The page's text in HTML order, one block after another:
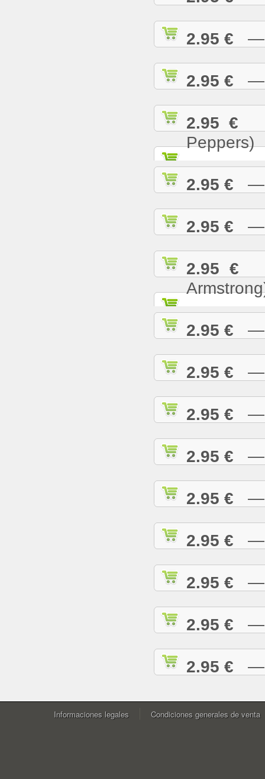
2.95 € —
2.95 € —
2.95 €
Peppers)
2.95 € —
2.95 € —
2.95 €
2.95 € —
2.95 € —
2.95 € —
2.95 € —
2.95 € —
2.95 € —
2.95 € —
2.95 € —
2.95 € —
Informaciones legales Condiciones generales de venta